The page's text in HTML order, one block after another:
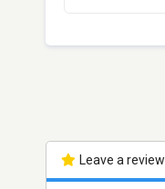
Leave a review